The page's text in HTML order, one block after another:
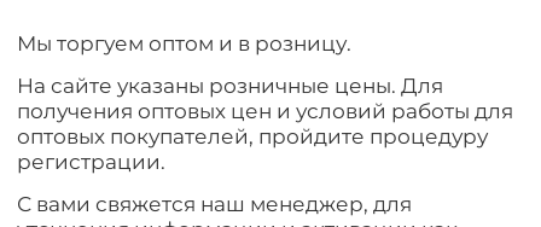
Контакты
Мы торгуем оптом и в розницу.
На сайте указаны розничные цены. Для
получения оптовых цен и условий работы для
оптовых покупателей, пройдите процедуру
регистрации.
С вами свяжется наш менеджер, для